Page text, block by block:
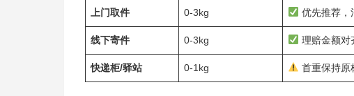
上门取件 0-3kg 优先推荐，
线下寄件 0-3kg 理赔金额对
快递柜/驿站 0-1kg 首重保持原